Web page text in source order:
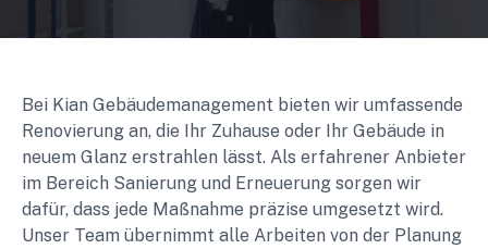
Bei Kian Gebäudemanagement bieten wir umfassende
Renovierung an, die Ihr Zuhause oder Ihr Gebäude in
neuem Glanz erstrahlen lässt. Als erfahrener Anbieter
im Bereich Sanierung und Erneuerung sorgen wir
dafür, dass jede Maßnahme präzise umgesetzt wird.
Unser Team übernimmt alle Arbeiten von der Planung